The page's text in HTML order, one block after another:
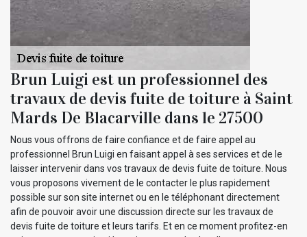
Brun Luigi est un professionnel des
travaux de devis fuite de toiture à Saint
Mards De Blacarville dans le 27500
Nous vous offrons de faire confiance et de faire appel au
professionnel Brun Luigi en faisant appel à ses services et de le
laisser intervenir dans vos travaux de devis fuite de toiture. Nous
vous proposons vivement de le contacter le plus rapidement
possible sur son site internet ou en le téléphonant directement
afin de pouvoir avoir une discussion directe sur les travaux de
devis fuite de toiture et leurs tarifs. Et en ce moment profitez-en